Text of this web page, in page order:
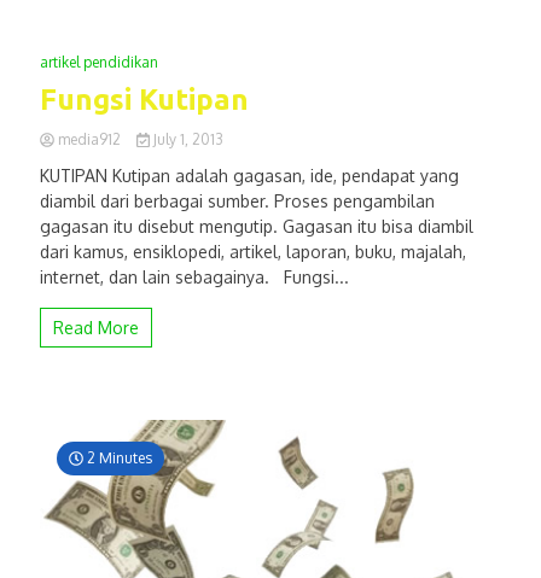
artikel pendidikan
Fungsi Kutipan
media912 July 1, 2013
KUTIPAN Kutipan adalah gagasan, ide, pendapat yang
diambil dari berbagai sumber. Proses pengambilan
gagasan itu disebut mengutip. Gagasan itu bisa diambil
dari kamus, ensiklopedi, artikel, laporan, buku, majalah,
internet, dan lain sebagainya. Fungsi...
Read More
2 Minutes